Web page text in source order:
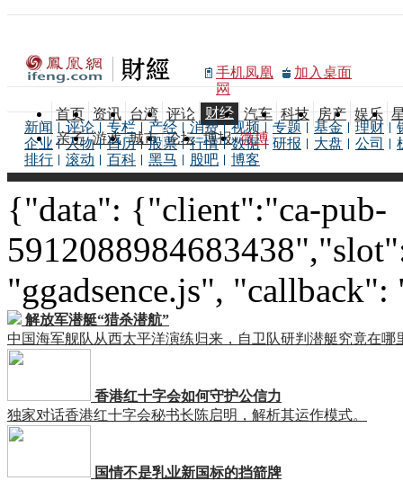
手机凤凰
网
加入桌面
首页 资讯 台湾 评论 财经 汽车 科技 房产 娱乐
亲子 游戏 城市 论坛 博报 微博
新闻 评论 专栏 产经 消费 视频 专题 基金 理财
企业
人物 日历 股票 行情 数据 研报 大盘 公司
排行
滚动 百科 黑马 股吧 博客
{"data": {"client":"ca-pub-
"ggadsence.js", "callback":
解放军潜艇“猎杀潜航”
中国海军舰队从西太平洋演练归来，自卫队研判潜艇究竟在哪
香港红十字会如何守护公信力
独家对话香港红十字会秘书长陈启明，解析其运作模式。
国情不是乳业新国标的挡箭牌